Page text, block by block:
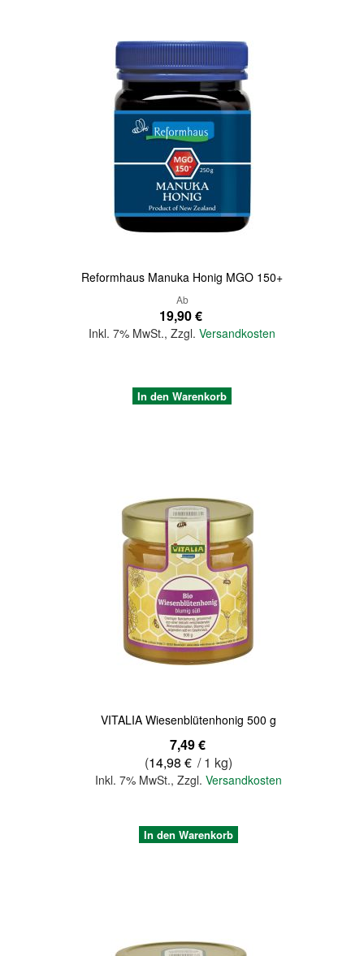
Reformhaus Manuka Honig MGO 150+
Ab
19,90 €
Inkl. 7% MwSt., Zzgl. Versandkosten
In den Warenkorb
VITALIA Wiesenblütenhonig 500 g
7,49 €
(14,98 € / 1 kg)
Inkl. 7% MwSt.,Zzgl.Versandkosten
In den Warenkorb